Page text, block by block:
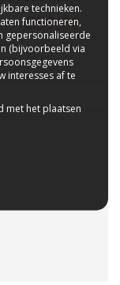
599,00
technieken.
functioneren,
gepersonaliseerde
(bijvoorbeeld via
interesses af te
met het plaatsen